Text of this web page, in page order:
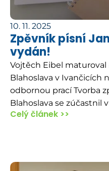
10. 11. 2025
Zpěvník písní
vydán!
Vojtěch Eibel maturoval
Blahoslava v Ivančicích
odbornou prací Tvorba
Blahoslava se zúčastnil v
Celý článek >>